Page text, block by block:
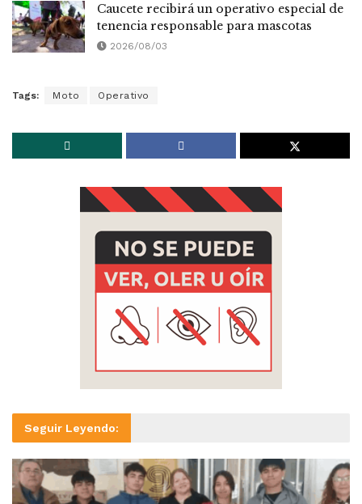
Caucete recibirá un operativo especial de
tenencia responsable para mascotas
2026/08/03
Tags: Moto Operativo
Seguir Leyendo: